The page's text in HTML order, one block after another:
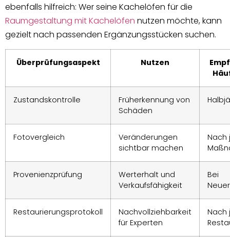
ebenfalls hilfreich: Wer seine Kachelöfen für die
Raumgestaltung mit Kachelöfen nutzen möchte, kann
gezielt nach passenden Ergänzungsstücken suchen.
Überprüfungsaspekt Nutzen
Zustandskontrolle
Früherkennung von
Schäden
Fotovergleich
Veränderungen
sichtbar machen
Nach
Provenienzprüfung
Werterhalt und
Verkaufsfähigkeit
Bei
Restaurierungsprotokoll
Nachvollziehbarkeit
für Experten
Nach